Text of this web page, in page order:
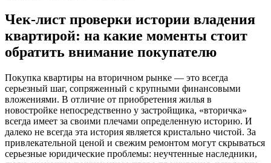
Чек-лист проверки истории владения
квартирой: на какие моменты стоит
обратить внимание покупателю
Покупка квартиры на вторичном рынке — это всегда
серьезный шаг, сопряженный с крупными финансовыми
вложениями. В отличие от приобретения жилья в
новостройке непосредственно у застройщика, «вторичка»
всегда имеет за своими плечами определенную историю. И
далеко не всегда эта история является кристально чистой. За
привлекательной ценой и свежим ремонтом могут скрываться
серьезные юридические проблемы: неучтенные наследники,